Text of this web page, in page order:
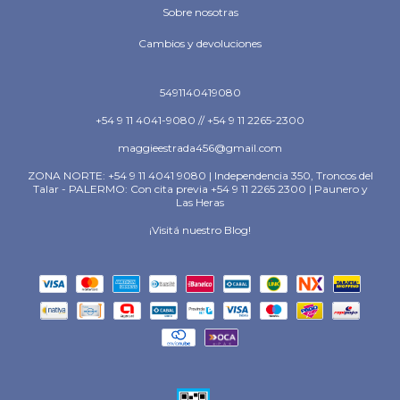
Sobre nosotras
Cambios y devoluciones
5491140419080
+54 9 11 4041-9080 // +54 9 11 2265-2300
maggieestrada456@gmail.com
ZONA NORTE: +54 9 11 4041 9080 | Independencia 350, Troncos del
Talar - PALERMO: Con cita previa +54 9 11 2265 2300 | Paunero y
Las Heras
¡Visitá nuestro Blog!